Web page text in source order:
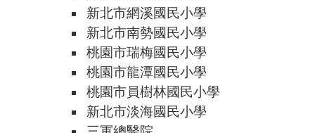
新北市網溪國民小學
新北市南勢國民小學
桃園市瑞梅國民小學
桃園市龍潭國民小學
桃園市員樹林國民小學
新北市淡海國民小學